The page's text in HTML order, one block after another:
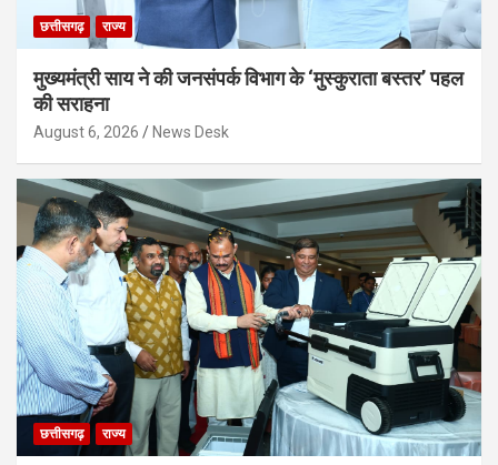
छत्तीसगढ़ राज्य
मुख्यमंत्री साय ने की जनसंपर्क विभाग के ‘मुस्कुराता बस्तर’ पहल
की सराहना
August 6, 2026 News Desk
छत्तीसगढ़ राज्य